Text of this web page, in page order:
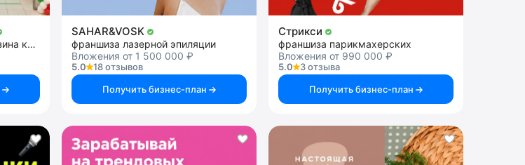
Франшиза розничного магазина косметики
SAHAR&VOSK
франшиза лазерной эпиляции
Вложения от 1 500 000 ₽
5.0
18 отзывов
Получить бизнес-план
Стрикси
франшиза парикмахерских
Вложения от 990 000 ₽
5.0
3 отзыва
Получить бизнес-план